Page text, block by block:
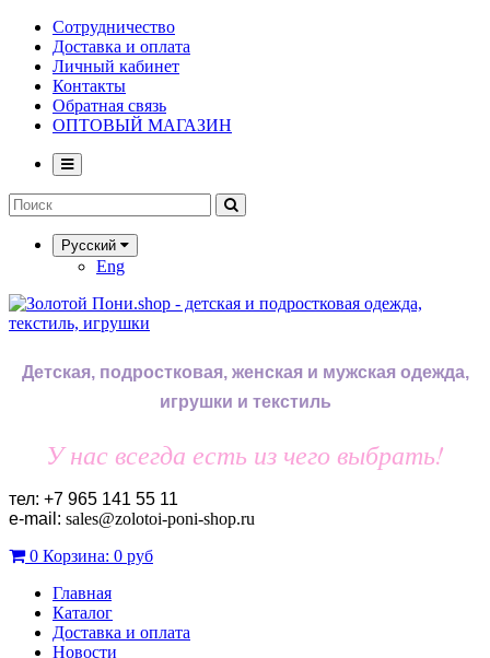
Сотрудничество
Доставка и оплата
Личный кабинет
Контакты
Обратная связь
ОПТОВЫЙ МАГАЗИН
Русский
Eng
Детская, подростковая, женская и мужская одежда,
игрушки и текстиль
У нас всегда есть из чего выбрать!
тел: +7 965 141 55 11
e-mail: sales@zolotoi-poni-shop.ru
0 Корзина: 0 руб
Главная
Каталог
Доставка и оплата
Новости